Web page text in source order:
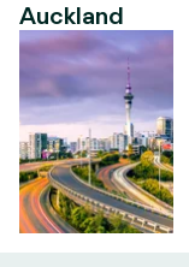
Auckland